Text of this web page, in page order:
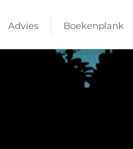
Advies Boekenplank